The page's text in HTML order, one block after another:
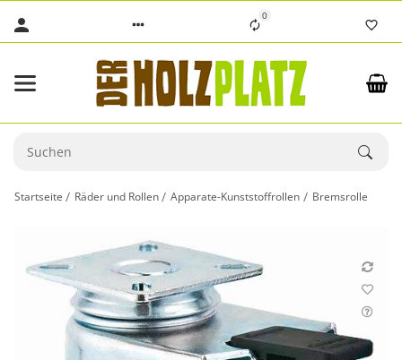
0
Startseite Räder und Rollen Apparate-Kunststoffrollen Bremsrolle